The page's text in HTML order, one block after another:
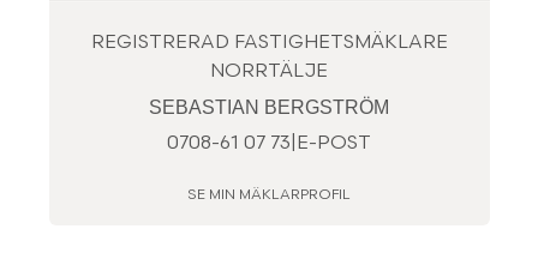
REGISTRERAD FASTIGHETSMÄKLARE
NORRTÄLJE
SEBASTIAN BERGSTRÖM
0708-61 07 73 E-POST
SE MIN MÄKLARPROFIL